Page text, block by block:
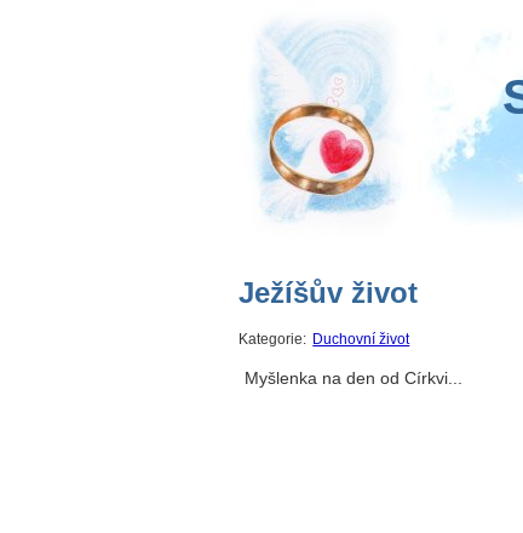
Ježíšův život
Kategorie: Duchovní život
Myšlenka na den od Církvi...